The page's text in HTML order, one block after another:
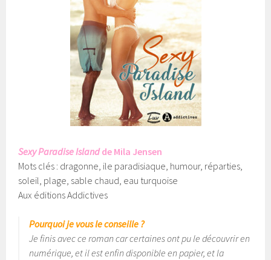
Sexy Paradise Islandde Mila Jensen
Mots clés : dragonne, ile paradisiaque, humour, réparties,
soleil, plage, sable chaud, eau turquoise
Aux éditions Addictives
Pourquoi je vous le conseille ?
Je finis avec ce roman car certaines ont pu le découvrir en
numérique, et il est enfin disponible en papier, et la